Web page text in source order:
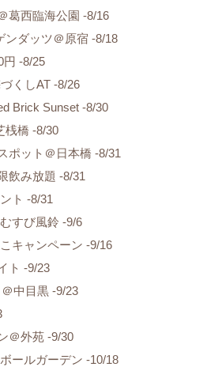
葛西臨海公園 -8/16
ンダッツ＠原宿 -8/18
円 -8/25
くしAT -8/26
Brick Sunset -8/30
桟橋 -8/30
ポット＠日本橋 -8/31
飲み放題 -8/31
ト -8/31
すび風鈴 -9/6
キャンペーン -9/16
ト -9/23
中目黒 -9/23
＠外苑 -9/30
ールガーデン -10/18